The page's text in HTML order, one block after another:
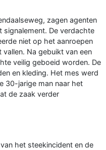
zagen agenten
signalement. De verdachte
niet op het aanroepen
Na gebuikt van een
veilig geboeid worden. De
en kleding. Het mes werd
30-jarige man naar het
de zaak verder
het steekincident en de